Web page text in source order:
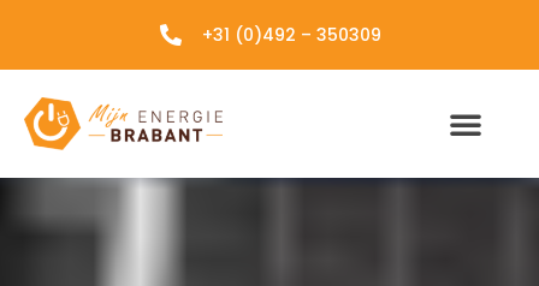
+31 (0)492 – 350309